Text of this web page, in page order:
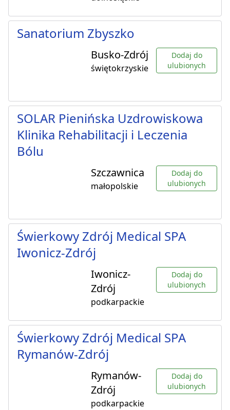
Sanatorium Zbyszko
Busko-Zdrój
świętokrzyskie
Dodaj do
ulubionych
SOLAR Pienińska Uzdrowiskowa
Klinika Rehabilitacji i Leczenia
Bólu
Szczawnica
małopolskie
Dodaj do
ulubionych
Świerkowy Zdrój Medical SPA
Iwonicz-Zdrój
Iwonicz-
Zdrój
podkarpackie
Dodaj do
ulubionych
Świerkowy Zdrój Medical SPA
Rymanów-Zdrój
Rymanów-
Zdrój
podkarpackie
Dodaj do
ulubionych